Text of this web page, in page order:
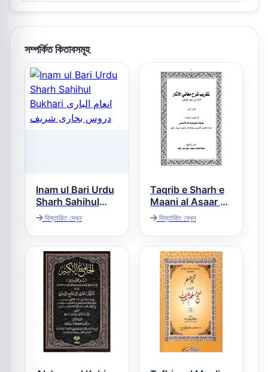
সম্পর্কিত কিতাবসমূহ
Inam ul Bari Urdu
Sharh Sahihul
Bukhari انعام
الباری دروس بخاری
شریف
বিস্তারিত দেখুন
Taqrib e Sharh e
Maani al Asaar –
تقریب شرح معانی
الآثار
বিস্তারিত দেখুন